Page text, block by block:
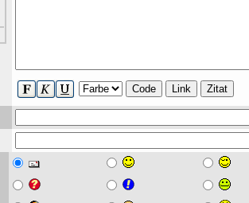
Code Link Zitat